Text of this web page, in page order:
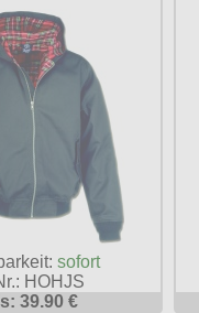
sofort
HOHJS
39.90 €